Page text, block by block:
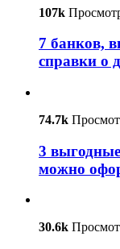
107k
7 банков,
справки о
74.7k
3
можно
30.6k